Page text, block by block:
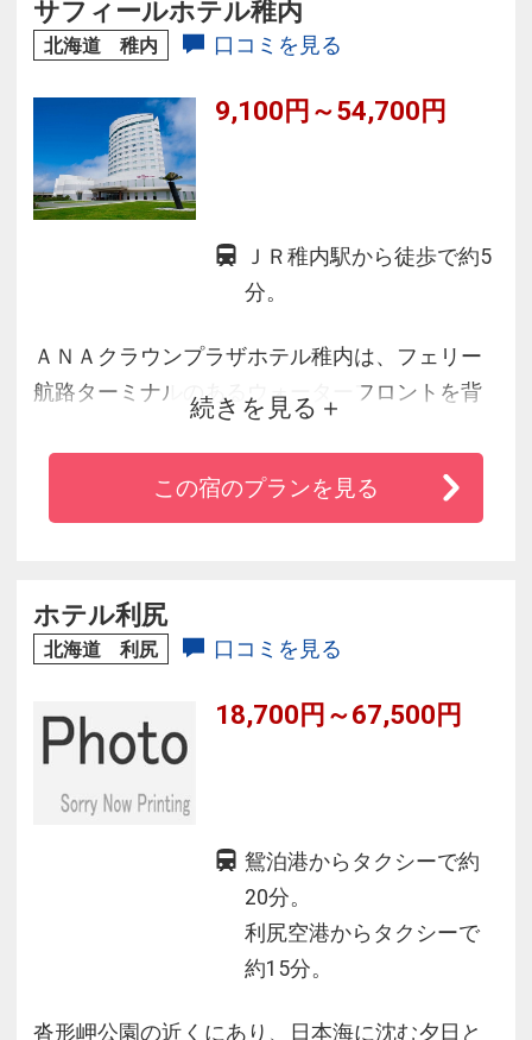
サフィールホテル稚内
北海道 稚内 口コミを見る
9,100円～54,700円
ＪＲ稚内駅から徒歩で約5
分。
ＡＮＡクラウンプラザホテル稚内は、フェリー
航路ターミナルのあるウォーターフロントを背
景としています。ここを起点とすると、ノシャ
ップ岬や宗谷岬、サロベツ原野の観光はもちろ
ん、利尻・礼文の島めぐりなど、北海道ならで
るよう、まごころ込めておもてなしいたしま
す。
続きを見る
この宿のプランを見る
ホテル利尻
北海道 利尻 口コミを見る
18,700円～67,500円
鴛泊港からタクシーで約
20分。
利尻空港からタクシーで
約15分。
沓形岬公園の近くにあり、日本海に沈む夕日と